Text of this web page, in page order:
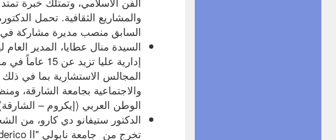
والمشاريع الثقافية. تحمل
السابق منصب مديرة مشاركة في
السيدة منال عطايا، المدير
إدارية عليا
المجالس الاستشارية بما في ذلك
والاجتماعية بجامعة الشارقة،
الوطن العربي (إيكروم –
الدكتور ستيفانو دي كارو، من